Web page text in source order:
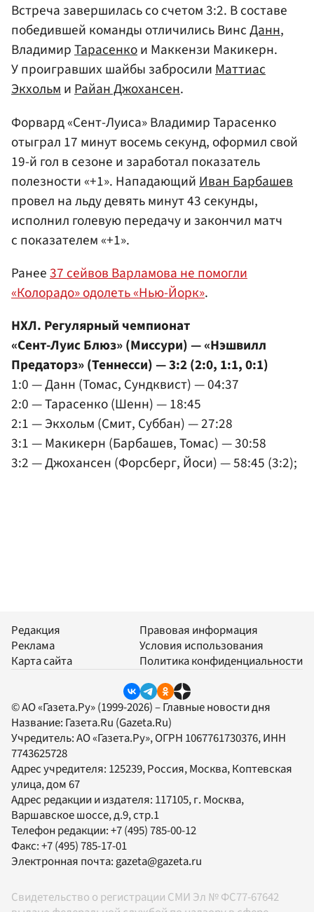
Встреча завершилась со счетом 3:2. В составе
победившей команды отличились ВинсДанн,
ВладимирТарасенкои Маккензи Макикерн.
У проигравших шайбы забросилиМаттиас
ЭкхольмиРайан Джохансен.
Форвард «Сент-Луиса» Владимир Тарасенко
отыграл 17 минут восемь секунд, оформил свой
19-й гол в сезоне и заработал показатель
полезности «+1». Нападающий Иван Барбашев
провел на льду девять минут 43 секунды,
исполнил голевую передачу и закончил матч
с показателем «+1».
Ранее37 сейвов Варламова не помогли
«Колорадо» одолеть «Нью-Йорк».
НХЛ. Регулярный чемпионат
«Сент-Луис Блюз» (Миссури) — «Нэшвилл
Предаторз» (Теннесси) — 3:2 (2:0, 1:1, 0:1)
1:0 — Данн (Томас, Сундквист) — 04:37
2:0 — Тарасенко (Шенн) — 18:45
2:1 — Экхольм (Смит, Суббан) — 27:28
3:1 — Макикерн (Барбашев, Томас) — 30:58
3:2 — Джохансен (Форсберг, Йоси) — 58:45 (3:2);
Редакция
Реклама
Карта сайта
Правовая информация
Условия использования
Политика конфиденциальности
© АО «Газета.Ру» (1999-2026) – Главные новости дня
Название: Газета.Ru (Gazeta.Ru)
Учредитель:АО «Газета.Ру», ОГРН 1067761730376, ИНН
7743625728
Адрес учредителя: 125239, Россия, Москва, Коптевская
улица, дом 67
Адрес редакции и издателя: 117105, г. Москва,
Варшавское шоссе, д.9, стр.1
Телефон редакции:+7 (495) 785-00-12
Факс:+7 (495) 785-17-01
Электронная почта:gazeta@gazeta.ru
Свидетельство о регистрации СМИ Эл № ФС77-67642